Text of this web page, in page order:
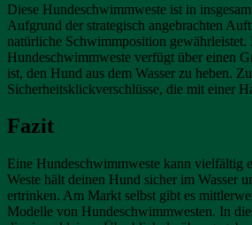
Diese Hundeschwimmweste ist in
Aufgrund der strategisch angebrachten
natürliche Schwimmposition gewährleistet.
Hundeschwimmweste verfügt über einen
ist, den Hund aus dem Wasser zu heben.
Sicherheitsklickverschlüsse, die mit einer
Fazit
Eine Hundeschwimmweste kann vielfältig
Weste hält deinen Hund sicher im Wasser
ertrinken. Am Markt selbst gibt es
Modelle von Hundeschwimmwesten. In